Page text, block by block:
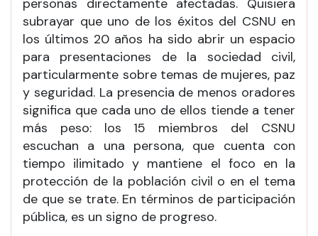
subrayar que uno de los éxitos del CSNU en
los últimos 20 años ha sido abrir un espacio
para presentaciones de la sociedad civil,
particularmente sobre temas de mujeres, paz
y seguridad. La presencia de menos oradores
significa que cada uno de ellos tiende a tener
más peso: los 15 miembros del CSNU
escuchan a una persona, que cuenta con
tiempo ilimitado y mantiene el foco en la
protección de la población civil o en el tema
de que se trate. En términos de participación
pública, es un signo de progreso.